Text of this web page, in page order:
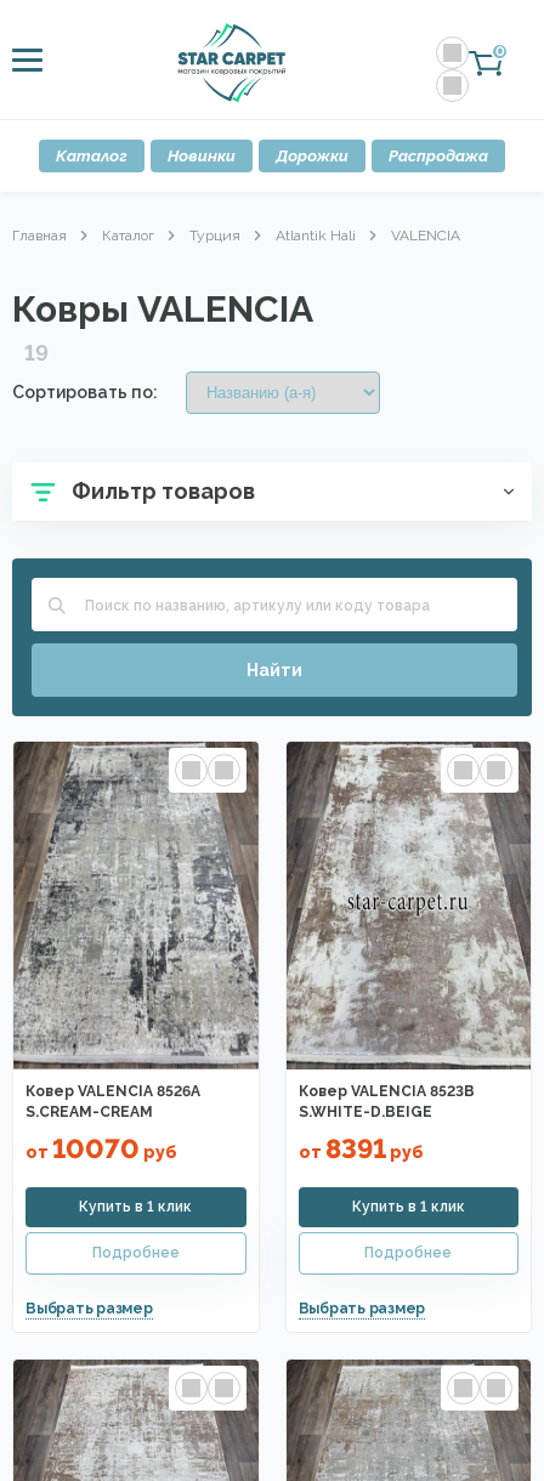
0
Каталог Новинки Дорожки Распродажа
Главная Каталог Турция Atlantik Hali VALENCIA
Ковры VALENCIA
19
Сортировать по:
Фильтр товаров
Найти
Ковер VALENCIA 8526A
S.CREAM-CREAM
от 10070 руб
Ковер VALENCIA 8523B
S.WHITE-D.BEIGE
от 8391руб